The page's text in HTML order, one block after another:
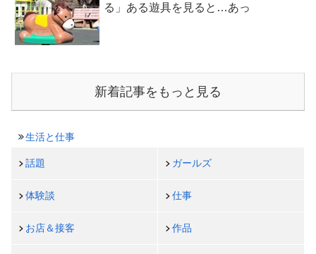
る」ある遊具を見ると…あっ
新着記事をもっと見る
生活と仕事
話題 ガールズ
体験談 仕事
お店＆接客 作品